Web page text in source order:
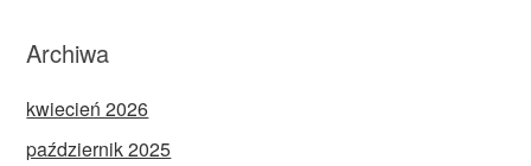
Archiwa
kwiecień 2026
październik 2025